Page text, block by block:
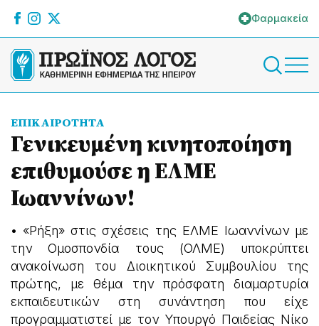
Φαρμακεία
ΕΠΙΚΑΙΡΟΤΗΤΑ
Γενικευμένη κινητοποίηση
επιθυμούσε η ΕΛΜΕ
Ιωαννίνων!
• «Ρήξη» στις σχέσεις της ΕΛΜΕ Ιωαννίνων με
την Ομοσπονδία τους (ΟΛΜΕ) υποκρύπτει
ανακοίνωση του Διοικητικού Συμβουλίου της
πρώτης, με θέμα την πρόσφατη διαμαρτυρία
εκπαιδευτικών στη συνάντηση που είχε
προγραμματιστεί με τον Υπουργό Παιδείας Νίκο